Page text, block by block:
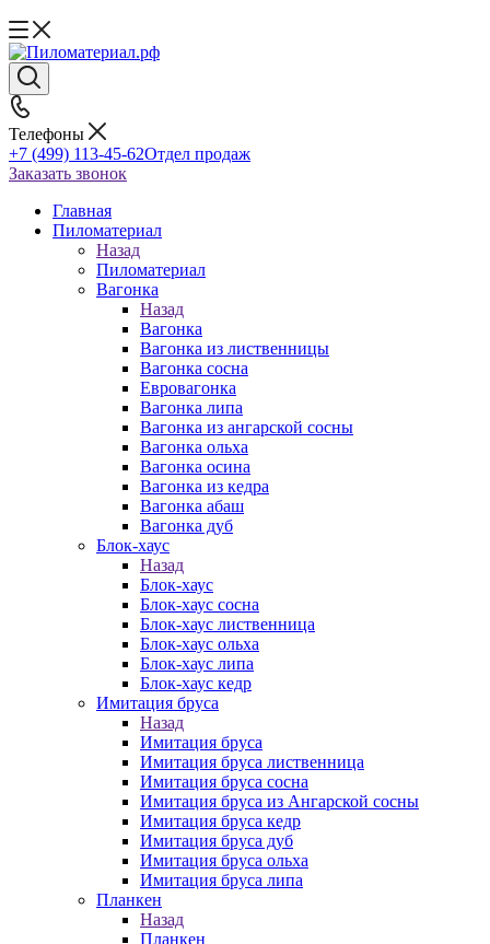
Телефоны
+7 (499) 113-45-62Отдел продаж
Заказать звонок
Главная
Пиломатериал
Назад
Пиломатериал
Вагонка
Назад
Вагонка
Вагонка из лиственницы
Вагонка сосна
Евровагонка
Вагонка липа
Вагонка из ангарской сосны
Вагонка ольха
Вагонка осина
Вагонка из кедра
Вагонка абаш
Вагонка дуб
Блок-хаус
Назад
Блок-хаус
Блок-хаус сосна
Блок-хаус лиственница
Блок-хаус ольха
Блок-хаус липа
Блок-хаус кедр
Имитация бруса
Назад
Имитация бруса
Имитация бруса лиственница
Имитация бруса сосна
Имитация бруса из Ангарской сосны
Имитация бруса кедр
Имитация бруса дуб
Имитация бруса ольха
Имитация бруса липа
Планкен
Назад
Планкен